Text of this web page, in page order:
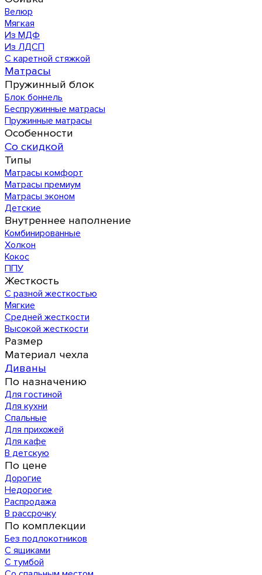
Велюр
Мягкая
Из МДФ
Из ЛДСП
С каретной стяжкой
Матрасы
Пружинный блок
Блок боннель
Беспружинные матрасы
Пружинные матрасы
Особенности
Со скидкой
Типы
Матрасы комфорт
Матрасы премиум
Матрасы эконом
Детские
Внутреннее наполнение
Комбинированные
Холкон
Кокос
ППУ
Жесткость
С разной жесткостью
Мягкие
Средней жесткости
Высокой жесткости
Размер
Материал чехла
Диваны
По назначению
Для гостиной
Для кухни
Спальные
Для прихожей
Для кафе
В детскую
По цене
Дорогие
Недорогие
Распродажа
В рассрочку
По комплекции
Без подлокотников
С ящиками
С тумбой